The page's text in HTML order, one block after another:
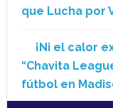
que Lucha por
¡Ni el calor
“Chavita
fútbol en